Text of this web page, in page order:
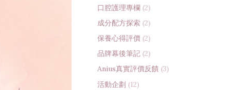
口腔護理專欄 (2)
成分配方探索 (2)
保養心得評價 (2)
品牌幕後筆記 (2)
Anius真實評價反饋 (3)
活動企劃 (12)